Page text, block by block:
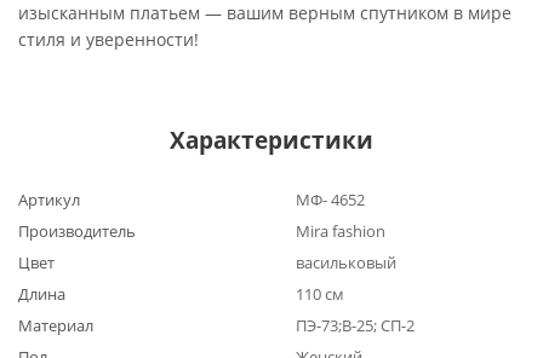
изысканным платьем — вашим верным спутником в мире
стиля и уверенности!
Характеристики
Артикул
МФ- 4652
Производитель
Mira fashion
Цвет
васильковый
Длина
110 см
Материал
ПЭ-73;В-25; СП-2